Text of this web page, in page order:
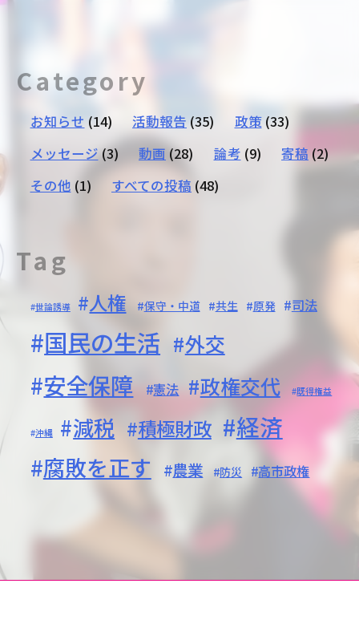
Category
お知らせ (14) 活動報告 (35) 政策(33)
メッセージ(3) 動画 (28) 論考 (9) 寄稿 (2)
その他 (1) すべての投稿 (48)
Tag
世論誘導 人権 保守・中道 共生 原発 司法
国民の生活 外交
安全保障 憲法 政権交代 既得権益
沖縄 減税 積極財政 経済
腐敗を正す 農業 防災 高市政権